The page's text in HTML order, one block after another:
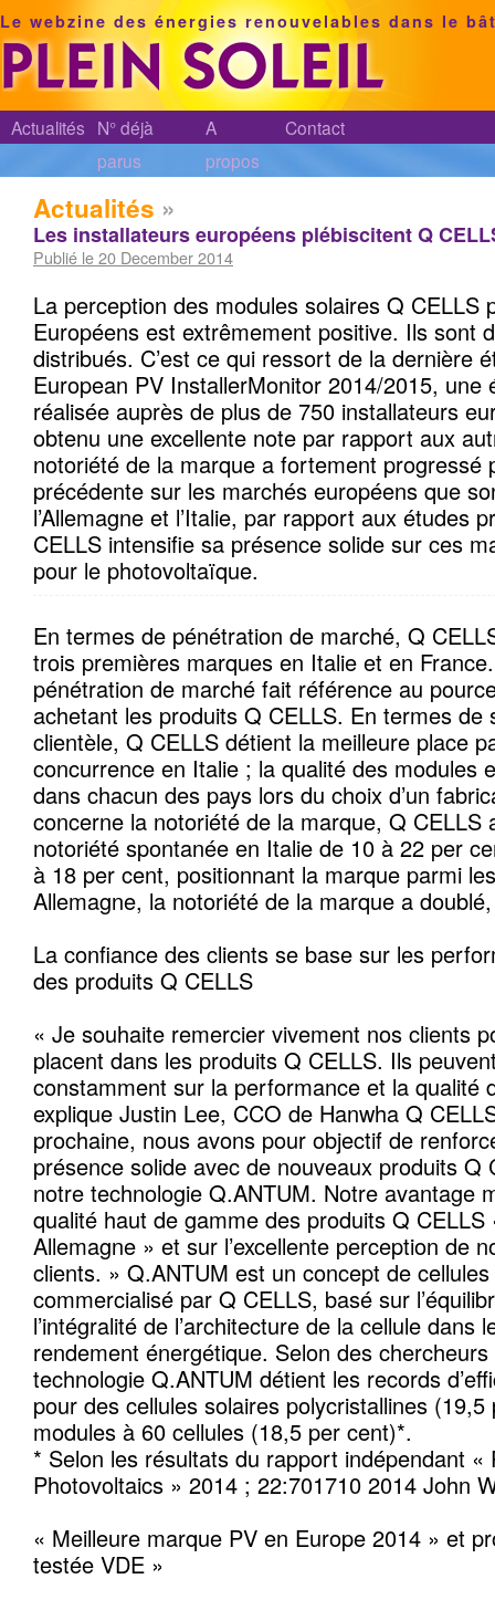
Le webzine des énergies renouvelables dans le
Actualités N° déjà
parus
A
propos
Contact
Actualités »
Les installateurs européens plébiscitent Q
Publié le 20 December 2014
La perception des modules solaires Q CELLS
Européens est extrêmement positive. Ils sont
distribués. C’est ce qui ressort de la dernière
European PV InstallerMonitor 2014/2015, une
réalisée auprès de plus de 750 installateurs
obtenu une excellente note par rapport aux
notoriété de la marque a fortement progressé
précédente sur les marchés européens que
l’Allemagne et l’Italie, par rapport aux études
CELLS intensifie sa présence solide sur ces
pour le photovoltaïque.
En termes de pénétration de marché, Q
trois premières marques en Italie et en
pénétration de marché fait référence au
achetant les produits Q CELLS. En termes de
clientèle, Q CELLS détient la meilleure place
concurrence en Italie ; la qualité des modules
dans chacun des pays lors du choix d’un
concerne la notoriété de la marque, Q CELLS
notoriété spontanée en Italie de 10 à 22 per
à 18 per cent, positionnant la marque parmi
Allemagne, la notoriété de la marque a
La confiance des clients se base sur les
des produits Q CELLS
« Je souhaite remercier vivement nos clients
placent dans les produits Q CELLS. Ils
constamment sur la performance et la qualité
explique Justin Lee, CCO de Hanwha Q
prochaine, nous avons pour objectif de
présence solide avec de nouveaux produits Q
notre technologie Q.ANTUM. Notre avantage
qualité haut de gamme des produits Q CELLS
Allemagne » et sur l’excellente perception de
clients. » Q.ANTUM est un concept de
commercialisé par Q CELLS, basé sur
l’intégralité de l’architecture de la cellule dans
rendement énergétique. Selon des
technologie Q.ANTUM détient les records
pour des cellules solaires polycristallines
modules à 60 cellules (18,5 per cent)*.
* Selon les résultats du rapport indépendant «
Photovoltaics » 2014 ; 22:701710 2014 John
« Meilleure marque PV en Europe 2014 » et
testée VDE »